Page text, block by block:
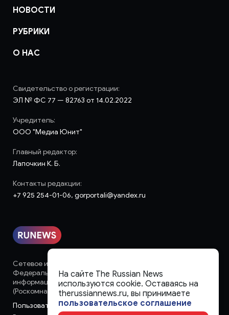
НОВОСТИ
РУБРИКИ
О НАС
Сетевое издание «runews» (18+) зарегистрировано в
Федеральной службе по надзору в сфере связи,
информационных технологий и массовых коммуникаций
(Роскомнадзор)
Пользовательское соглашение
Свидетельство о регистрации:
ЭЛ № ФС 77 — 82763 от 14.02.2022
Учредитель:
ООО "Медиа Юнит"
Главный редактор:
Лапочкин К. Б.
Контакты редакции:
+7 925 254-01-06, gorportali@yandex.ru
На сайте The Russian News
используются cookie. Оставаясь на
therussiannews.ru, вы принимаете
пользовательское соглашение